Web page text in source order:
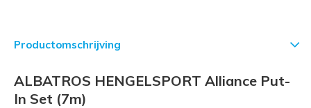
Productomschrijving
ALBATROS HENGELSPORT Alliance Put-
In Set (7m)